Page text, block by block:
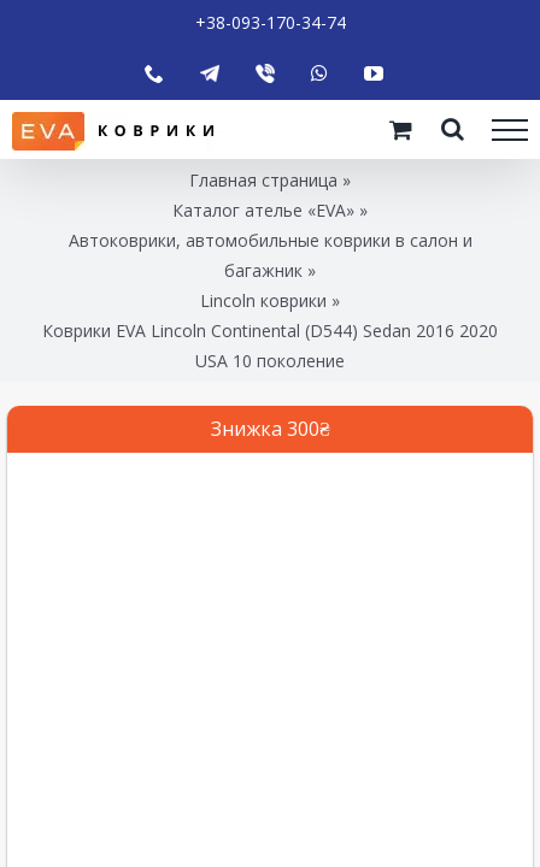
+38-093-170-34-74
Главная страница »
Каталог ателье «EVA» »
Автоковрики, автомобильные коврики в салон и
багажник »
Lincoln коврики »
Коврики EVA Lincoln Continental (D544) Sedan 2016 2020
USA 10 поколение
Знижка 300₴